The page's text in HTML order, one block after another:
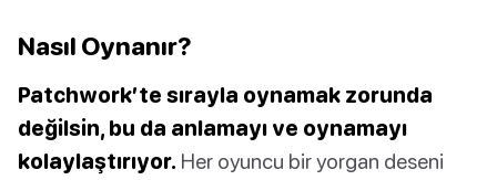
Nasıl Oynanır?
Patchwork’te sırayla oynamak zorunda
değilsin, bu da anlamayı ve oynamayı
kolaylaştırıyor. Her oyuncu bir yorgan deseni